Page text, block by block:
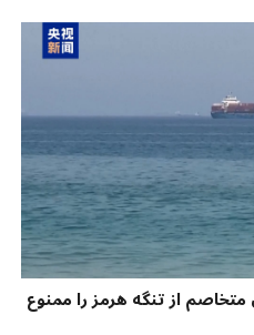
از تنگه هرمز را ممنوع